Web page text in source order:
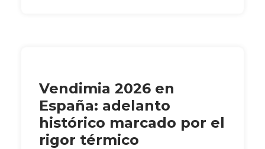
Vendimia 2026 en
España: adelanto
histórico marcado por el
rigor térmico